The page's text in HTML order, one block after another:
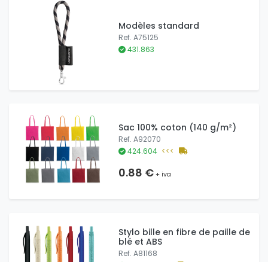
Modèles standard
Ref. A75125
431.863
Sac 100% coton (140 g/m²)
Ref. A92070
424.604 <<<
0.88 €+ iva
Stylo bille en fibre de paille de
blé et ABS
Ref. A81168